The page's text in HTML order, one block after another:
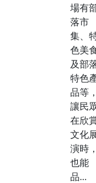
場有
落市
集、
色美
及部
特色
品等
讓民
在欣
文化
演時
也能
品...